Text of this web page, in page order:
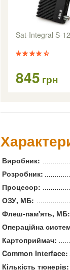
Sat-Integral S-
845 грн
Виробник:
Розробник:
Процесор:
ОЗУ, МБ:
Флеш-пам'ять, МБ:
Операційна
Картоприймач:
Common Interface:
Кількість тюнерів: